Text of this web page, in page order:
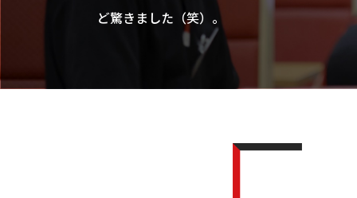
ど驚きました（笑）。